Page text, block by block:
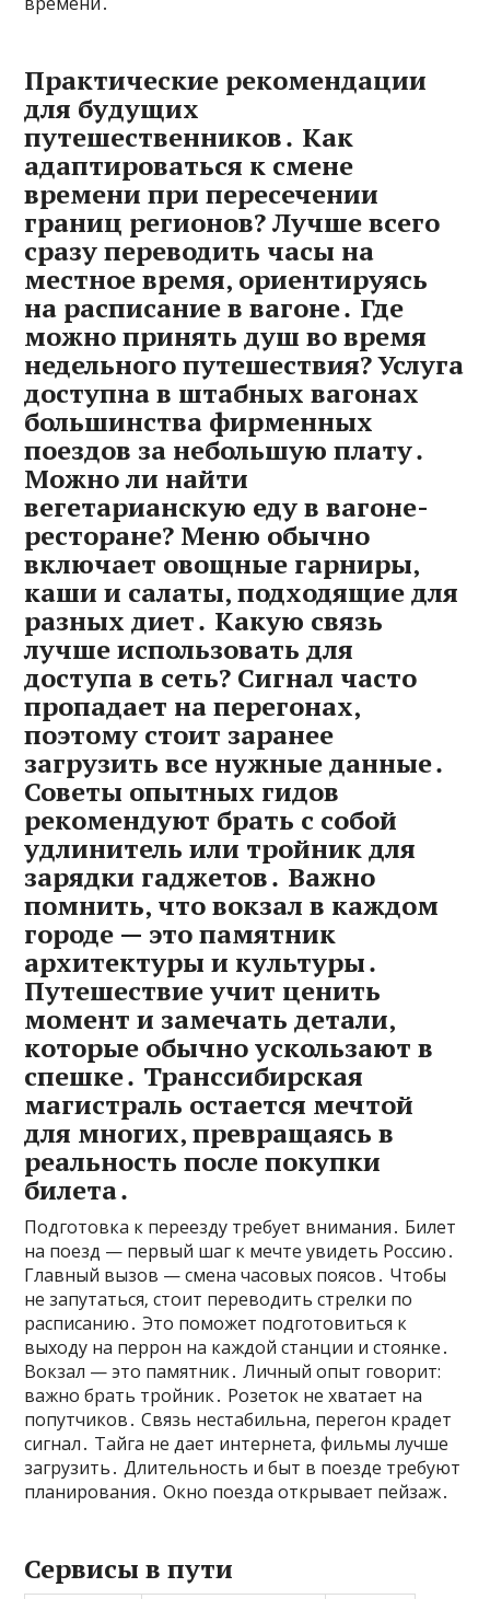
Практические рекомендации
для будущих
путешественников․ Как
адаптироваться к смене
времени при пересечении
границ регионов? Лучше всего
сразу переводить часы на
местное время‚ ориентируясь
на расписание в вагоне․ Где
можно принять душ во время
недельного путешествия? Услуга
доступна в штабных вагонах
большинства фирменных
поездов за небольшую плату․
Можно ли найти
вегетарианскую еду в вагоне-
ресторане? Меню обычно
включает овощные гарниры‚
каши и салаты‚ подходящие для
разных диет․ Какую связь
лучше использовать для
доступа в сеть? Сигнал часто
пропадает на перегонах‚
поэтому стоит заранее
загрузить все нужные данные․
Советы опытных гидов
рекомендуют брать с собой
удлинитель или тройник для
зарядки гаджетов․ Важно
помнить‚ что вокзал в каждом
городе — это памятник
архитектуры и культуры․
Путешествие учит ценить
момент и замечать детали‚
которые обычно ускользают в
спешке․ Транссибирская
магистраль остается мечтой
для многих‚ превращаясь в
реальность после покупки
билета․
Подготовка к переезду требует внимания․ Билет
на поезд — первый шаг к мечте увидеть Россию․
Главный вызов — смена часовых поясов․ Чтобы
не запутаться‚ стоит переводить стрелки по
расписанию․ Это поможет подготовиться к
выходу на перрон на каждой станции и стоянке․
Вокзал — это памятник․ Личный опыт говорит:
важно брать тройник․ Розеток не хватает на
попутчиков․ Связь нестабильна‚ перегон крадет
сигнал․ Тайга не дает интернета‚ фильмы лучше
загрузить․ Длительность и быт в поезде требуют
планирования․ Окно поезда открывает пейзаж․
Сервисы в пути